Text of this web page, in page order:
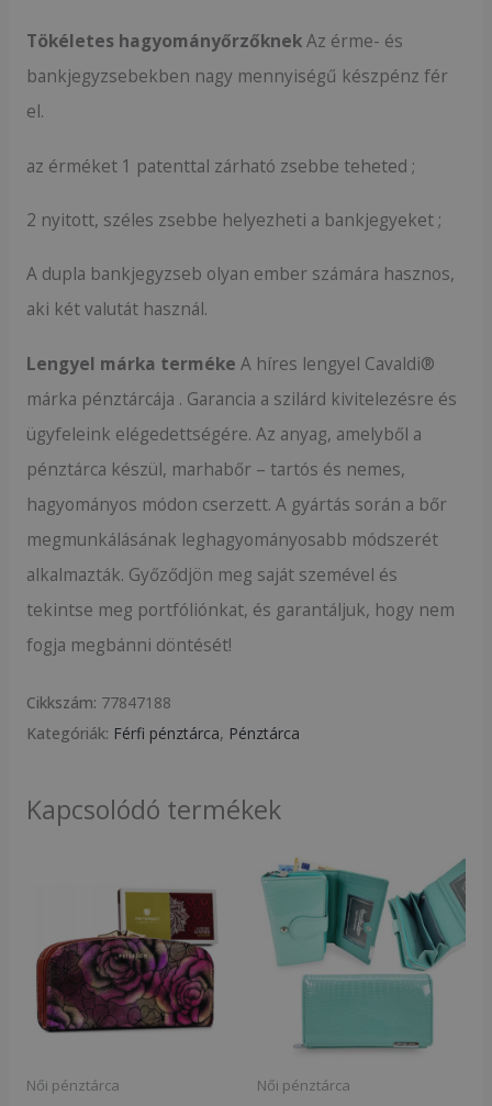
Tökéletes hagyományőrzőknekAz érme- és
bankjegyzsebekben nagy mennyiségű készpénz fér
el.
az érméket 1 patenttal zárható zsebbe teheted ;
2 nyitott, széles zsebbe helyezheti a bankjegyeket ;
A dupla bankjegyzseb olyan ember számára hasznos,
aki két valutát használ.
Lengyel márka terméke A híres lengyel Cavaldi®
márka pénztárcája . Garancia a szilárd kivitelezésre és
ügyfeleink elégedettségére. Az anyag, amelyből a
pénztárca készül, marhabőr – tartós és nemes,
hagyományos módon cserzett. A gyártás során a bőr
megmunkálásának leghagyományosabb módszerét
alkalmazták. Győződjön meg saját szemével és
tekintse meg portfóliónkat, és garantáljuk, hogy nem
fogja megbánni döntését!
Cikkszám: 77847188
Kategóriák: Férfi pénztárca, Pénztárca
Kapcsolódó termékek
Női pénztárca Női pénztárca